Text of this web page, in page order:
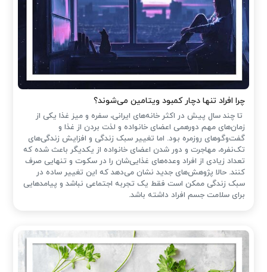
چرا افراد تنها دچار کمبود ویتامین می‌شوند؟
تا چند سال پیش در اکثر خانه‌های ایرانی، سفره و میز غذا یکی از
زمان‌های مهم دورهمی اعضای خانواده و لذت بردن از غذا و
گفت‌وگوهای روزمره بود. اما تغییر سبک زندگی و افزایش زندگی‌های
تک‌نفره، مهاجرت و دور شدن اعضای خانواده از یکدیگر باعث شده که
تعداد زیادی از افراد وعده‌های غذایی‌شان را در سکوت و تنهایی صرف
کنند. حالا پژوهش‌های جدید نشان می‌دهد که این تغییر ساده در
سبک زندگی ممکن است فقط یک تجربه اجتماعی نباشد و پیامدهایی
برای سلامت جسم افراد داشته باشد.